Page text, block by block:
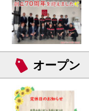
オープン